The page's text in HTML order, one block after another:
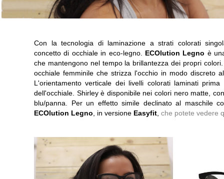
Con la tecnologia di laminazione a strati colorati
concetto di occhiale in eco-legno. ECOlution Legno è
che mantengono nel tempo la brillantezza dei propri
occhiale femminile che strizza l'occhio in modo discreto
L'orientamento verticale dei livelli colorati laminati
dell'occhiale. Shirley è disponibile nei colori nero matte,
blu/panna. Per un effetto simile declinato al maschile
ECOlution Legno , in versione Easyfit che potete vedere